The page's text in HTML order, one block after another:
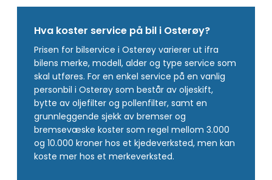
Hva koster service på bil i Osterøy?
Prisen for bilservice i Osterøy varierer ut ifra
bilens merke, modell, alder og type service som
skal utføres. For en enkel service på en vanlig
personbil i Osterøy som består av oljeskift,
bytte av oljefilter og pollenfilter, samt en
grunnleggende sjekk av bremser og
bremsevæske koster som regel mellom 3.000
og 10.000 kroner hos et kjedeverksted, men kan
koste mer hos et merkeverksted.